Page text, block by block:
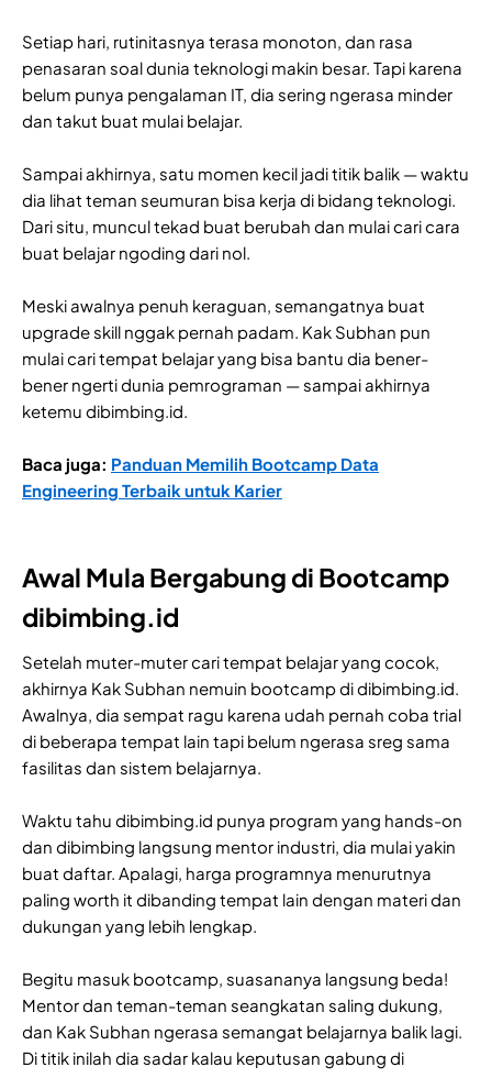
Setiap hari, rutinitasnya terasa monoton, dan rasa
penasaran soal dunia teknologi makin besar. Tapi karena
belum punya pengalaman IT, dia sering ngerasa minder
dan takut buat mulai belajar.
Sampai akhirnya, satu momen kecil jadi titik balik — waktu
dia lihat teman seumuran bisa kerja di bidang teknologi.
Dari situ, muncul tekad buat berubah dan mulai cari cara
buat belajar ngoding dari nol.
Meski awalnya penuh keraguan, semangatnya buat
upgrade skill nggak pernah padam. Kak Subhan pun
mulai cari tempat belajar yang bisa bantu dia bener-
bener ngerti dunia pemrograman — sampai akhirnya
ketemu dibimbing.id.
Baca juga: Panduan Memilih Bootcamp Data
Engineering Terbaik untuk Karier
Awal Mula Bergabung di Bootcamp
dibimbing.id
Setelah muter-muter cari tempat belajar yang cocok,
akhirnya Kak Subhan nemuin bootcamp di dibimbing.id.
Awalnya, dia sempat ragu karena udah pernah coba trial
di beberapa tempat lain tapi belum ngerasa sreg sama
fasilitas dan sistem belajarnya.
Waktu tahu dibimbing.id punya program yang hands-on
dan dibimbing langsung mentor industri, dia mulai yakin
buat daftar. Apalagi, harga programnya menurutnya
paling worth it dibanding tempat lain dengan materi dan
dukungan yang lebih lengkap.
Begitu masuk bootcamp, suasananya langsung beda!
Mentor dan teman-teman seangkatan saling dukung,
dan Kak Subhan ngerasa semangat belajarnya balik lagi.
Di titik inilah dia sadar kalau keputusan gabung di